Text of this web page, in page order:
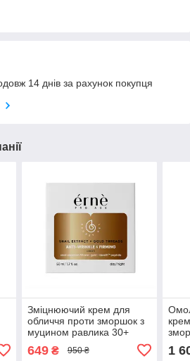
14 днів за рахунок покупця
Зміцнюючий крем для
обличчя проти зморшок з
муцином равлика 30+
649₴ 950 ₴ 1